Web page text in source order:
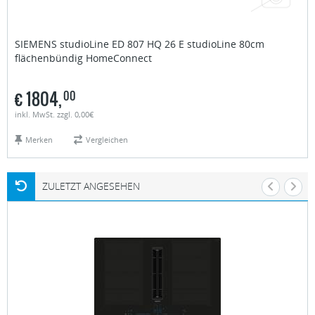
SIEMENS studioLine ED 807 HQ 26 E studioLine 80cm
flächenbündig HomeConnect
€1804,00
inkl. MwSt. zzgl. 0,00€
Merken Vergleichen
ZULETZT ANGESEHEN